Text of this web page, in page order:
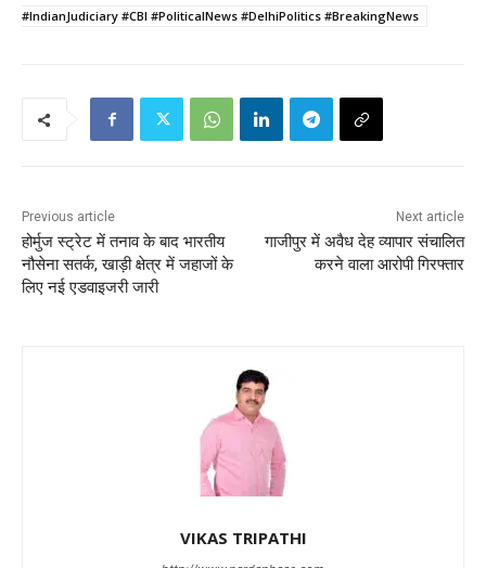
#IndianJudiciary #CBI #PoliticalNews #DelhiPolitics #BreakingNews
Previous article
होर्मुज स्ट्रेट में तनाव के बाद भारतीय
नौसेना सतर्क, खाड़ी क्षेत्र में जहाजों के
लिए नई एडवाइजरी जारी
Next article
गाजीपुर में अवैध देह व्यापार संचालित
करने वाला आरोपी गिरफ्तार
VIKAS TRIPATHI